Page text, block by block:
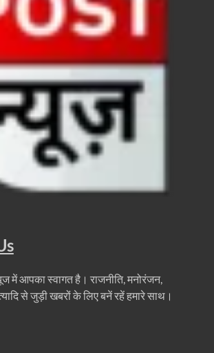
में आपका स्वागत है। राजनीति, मनोरंजन,
से जुड़ी खबरों के लिए बनें रहें हमारे साथ।